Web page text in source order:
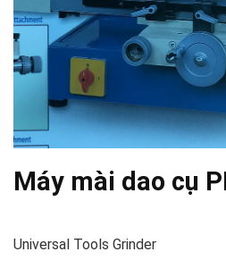
Máy mài dao cụ
Universal Tools Grinder